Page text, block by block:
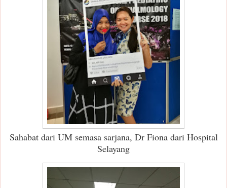
Sahabat dari UM semasa sarjana, Dr Fiona dari Hospital
Selayang